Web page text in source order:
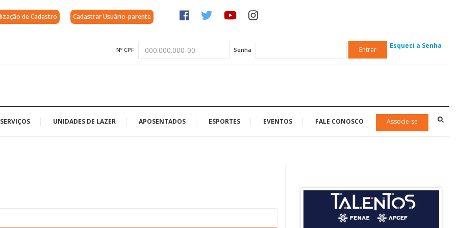
de Cadastro Cadastrar Usuário-parente
Nº CPF Senha Entrar Esqueci a Senha
SERVIÇOS UNIDADES DE LAZER APOSENTADOS ESPORTES EVENTOS FALE CONOSCO Associe-se